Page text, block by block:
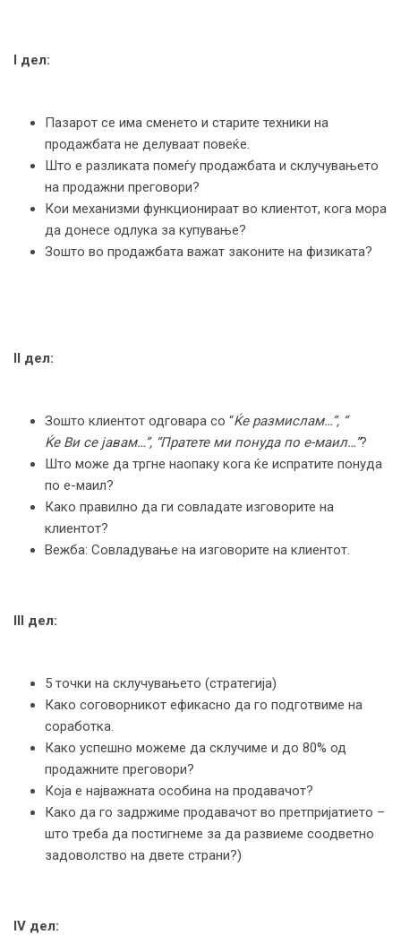
I дел:
Пазарот се има сменето и старите техники на
продажбата не делуваат повеќе.
Што е разликата помеѓу продажбата и склучувањето
на продажни преговори?
Кои механизми функционираат во клиентот, кога мора
да донесе одлука за купување?
Зошто во продажбата важат законите на физиката?
II дел:
Зошто клиентот одговара со “Ќе размислам…”, “
Ќе Ви се јавам…”, “Пратете ми понуда по е-маил…”?
Што може да тргне наопаку кога ќе испратите понуда
по е-маил?
Како правилно да ги совладате изговорите на
клиентот?
Вежба: Совладување на изговорите на клиентот.
III дел:
5 точки на склучувањето (стратегија)
Како соговорникот ефикасно да го подготвиме на
соработка.
Како успешно можеме да склучиме и до 80% од
продажните преговори?
Која е најважната особина на продавачот?
Како да го задржиме продавачот во претпријатието –
што треба да постигнеме за да развиеме соодветно
задоволство на двете страни?)
IV дел: